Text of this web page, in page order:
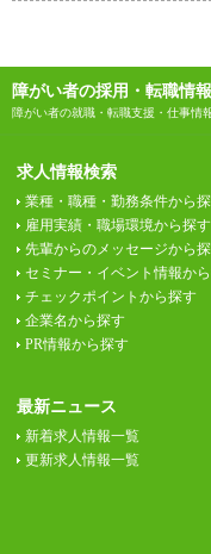
障がい者の採用・転職情
障がい者の就職・転職支援・仕事情
求人情報検索
業種・職種・勤務条件から
雇用実績・職場環境から探す
先輩からのメッセージから
セミナー・イベント情報か
チェックポイントから探す
企業名から探す
PR情報から探す
最新ニュース
新着求人情報一覧
更新求人情報一覧